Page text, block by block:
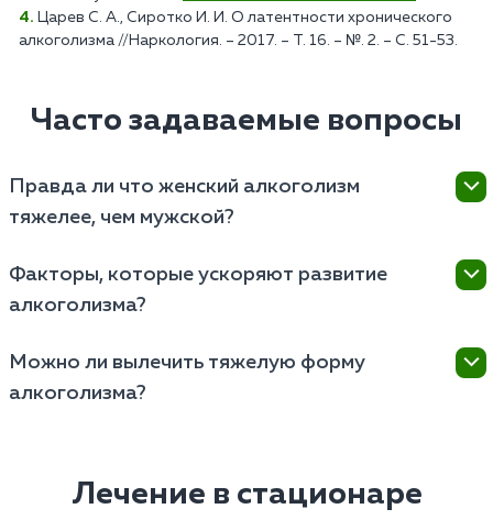
Царев С. А., Сиротко И. И. О латентности хронического
алкоголизма //Наркология. – 2017. – Т. 16. – №. 2. – С. 51-53.
Часто задаваемые вопросы
Правда ли что женский алкоголизм
тяжелее, чем мужской?
так как женский организм обычно более
чувствителен к алкоголю из-за различий в
быстрому развитию физической и психологической
зависимости.
Факторы, которые ускоряют развитие
алкоголизма?
предрасположенность, ранний возраст начала
употребления алкоголя, наличие психологических
Можно ли вылечить тяжелую форму
алкоголизма?
терапию, медикаментозное лечение для снижения
алкогольной зависимости и симптомов отмены,
Лечение в стационаре